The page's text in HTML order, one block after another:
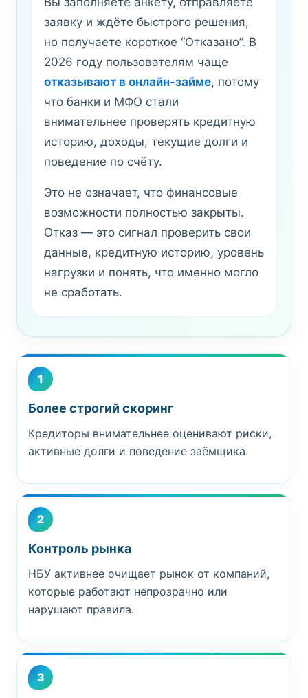
заявку и ждёте быстрого решения,
но получаете короткое “Отказано”. В
2026 году пользователям чаще
отказывают в онлайн-займе, потому
что банки и МФО стали
внимательнее проверять кредитную
историю, доходы, текущие долги и
поведение по счёту.
Это не означает, что финансовые
возможности полностью закрыты.
Отказ — это сигнал проверить свои
данные, кредитную историю, уровень
нагрузки и понять, что именно могло
не сработать.
1
Более строгий скоринг
Кредиторы внимательнее оценивают риски,
активные долги и поведение заёмщика.
2
Контроль рынка
НБУ активнее очищает рынок от компаний,
которые работают непрозрачно или
нарушают правила.
3